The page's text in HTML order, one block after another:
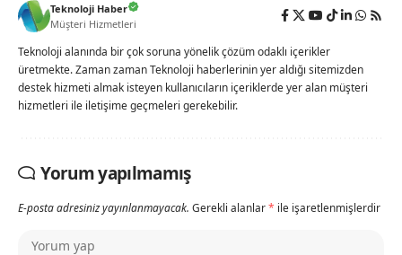
Teknoloji Haber
Müşteri Hizmetleri
Teknoloji alanında bir çok soruna yönelik çözüm odaklı içerikler
üretmekte. Zaman zaman Teknoloji haberlerinin yer aldığı sitemizden
destek hizmeti almak isteyen kullanıcıların içeriklerde yer alan müşteri
hizmetleri ile iletişime geçmeleri gerekebilir.
Yorum yapılmamış
E-posta adresiniz yayınlanmayacak. Gerekli alanlar* ile işaretlenmişlerdir